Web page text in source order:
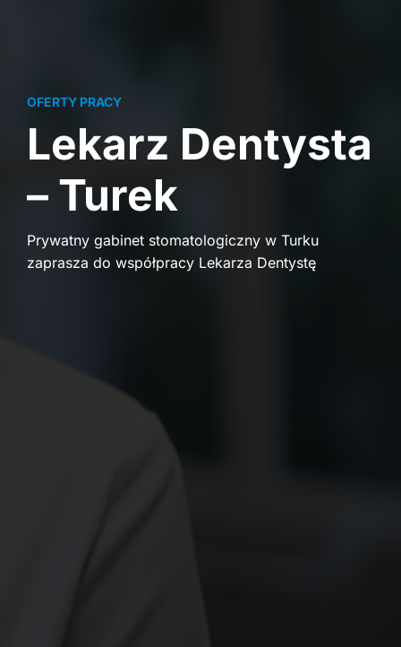
OFERTY PRACY
Lekarz Dentysta
– Turek
Prywatny gabinet stomatologiczny w Turku
zaprasza do współpracy Lekarza Dentystę